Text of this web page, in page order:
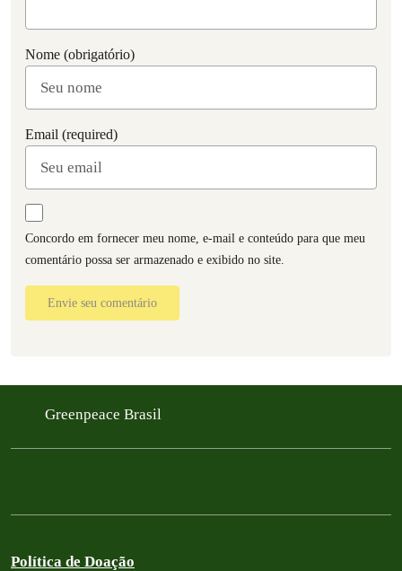
Nome (obrigatório)
Email (required)
Concordo em fornecer meu nome, e-mail e conteúdo para que meu
comentário possa ser armazenado e exibido no site.
Envie seu comentário
Greenpeace Brasil
Política de Doação